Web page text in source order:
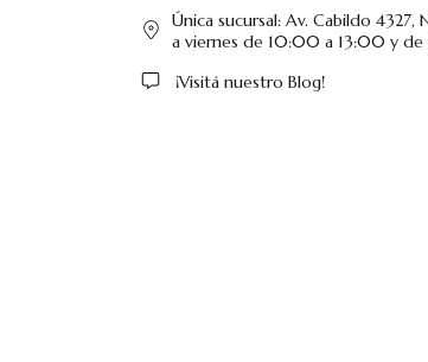
Única sucursal: Av. Cabildo
a viernes de 10:00 a 13:00 y de
¡Visitá nuestro Blog!